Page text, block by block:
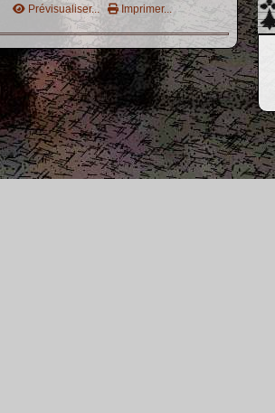
Prévisualiser... Imprimer...